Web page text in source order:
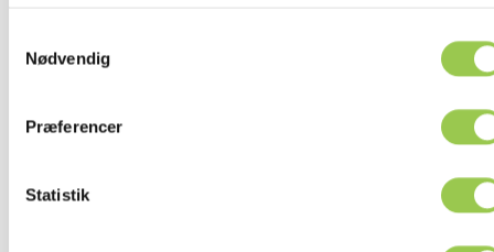
Nødvendig
Præferencer
Statistik